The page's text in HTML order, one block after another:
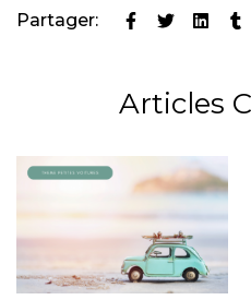
Partager:
Articles